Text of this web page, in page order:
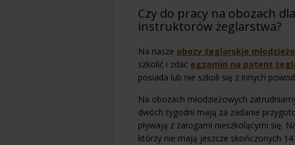
Czy do pracy na obozach
instruktorów żeglarstwa?
Na nasze obozy żeglarskie
szkolić i zdać egzamin na patent
posiada lub nie szkoli się z innych
Na obozach młodzieżowych
dwóch tygodni mają za zadanie
pływają z załogami nieszkolącymi się.
którzy nie mają jeszcze skończonych